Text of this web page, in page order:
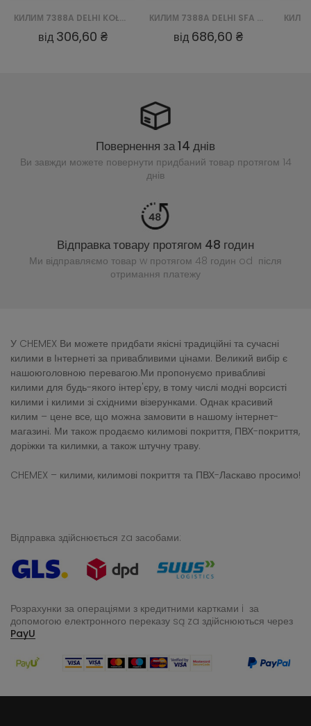
КИЛИМ 7388A DELHI KOŁO SFA - RÓŻOWY
від 306,60 ₴
КИЛИМ 7388A DELHI SFA - BRĄZOWY
від 686,60 ₴
Повернення за 14 днів
Ви завжди можете повернути придбаний товар протягом 14
днів
Відправка товару протягом 48 годин
Ми відправляємо товар w протягом 48 годин od після
отримання платежу
У CHEMEX Ви можете придбати якісні традиційні та сучасні
килими в Інтернеті за привабливими цінами. Великий вибір є
нашоюголовною перевагою.Ми пропонуємо привабливі
килими для будь-якого інтер'єру, в тому числі модні ворсисті
килими і килими зі східними візерунками. Однак красивий
килим – цене все, що можна замовити в нашому інтернет-
магазині. Ми також продаємо килимові покриття, ПВХ-покриття,
доріжки та килимки, а також штучну траву.
CHEMEX – килими, килимові покриття та ПВХ-Ласкаво просимо!
Відправка здійснюється za засобами:
Розрахунки за операціями з кредитними картками i за
допомогою електронного переказу są za здійснюються через
PayU